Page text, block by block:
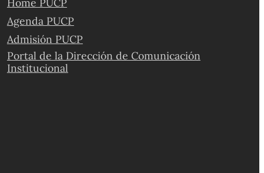
Agenda PUCP
Admisión PUCP
Portal de la Dirección de Comunicación
Institucional